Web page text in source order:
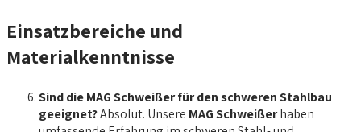
Einsatzbereiche und
Materialkenntnisse
Sind die MAG Schweißer für den schweren Stahlbau
geeignet?Absolut. Unsere MAG Schweißerhaben